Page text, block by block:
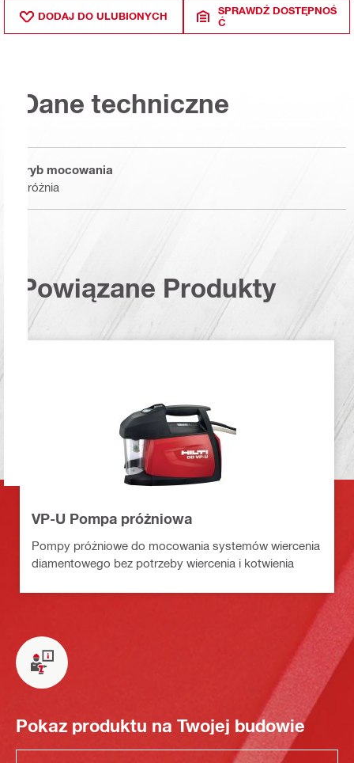
DODAJ DO ULUBIONYCH
SPRAWDŹ DOSTĘPNOŚ
Ć
Dane techniczne
Tryb mocowania
Próżnia
Powiązane Produkty
VP-U Pompa próżniowa
Pompy próżniowe do mocowania systemów wiercenia
diamentowego bez potrzeby wiercenia i kotwienia
Pokaz produktu na Twojej budowie